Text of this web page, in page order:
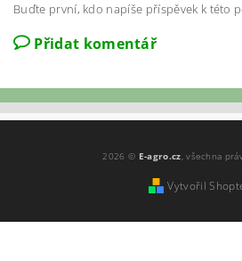
Buďte první, kdo napíše příspěvek k této
Přidat komentář
2026 © E-agro.cz, všechna
Vytvořil